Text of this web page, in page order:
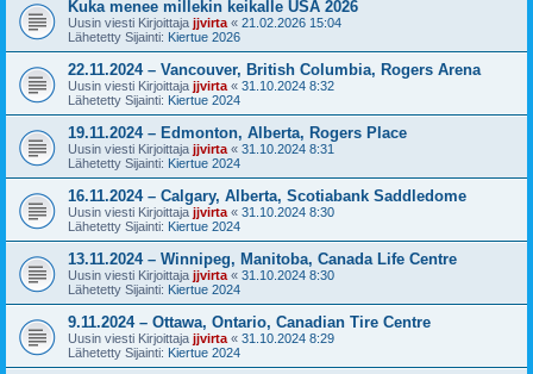
Kuka menee millekin keikalle USA 2026
Uusin viesti Kirjoittaja jjvirta « 21.02.2026 15:04
Lähetetty Sijainti: Kiertue 2026
22.11.2024 – Vancouver, British Columbia, Rogers Arena
Uusin viesti Kirjoittaja jjvirta « 31.10.2024 8:32
Lähetetty Sijainti: Kiertue 2024
19.11.2024 – Edmonton, Alberta, Rogers Place
Uusin viesti Kirjoittaja jjvirta « 31.10.2024 8:31
Lähetetty Sijainti: Kiertue 2024
16.11.2024 – Calgary, Alberta, Scotiabank Saddledome
Uusin viesti Kirjoittaja jjvirta « 31.10.2024 8:30
Lähetetty Sijainti: Kiertue 2024
13.11.2024 – Winnipeg, Manitoba, Canada Life Centre
Uusin viesti Kirjoittaja jjvirta « 31.10.2024 8:30
Lähetetty Sijainti: Kiertue 2024
9.11.2024 – Ottawa, Ontario, Canadian Tire Centre
Uusin viesti Kirjoittaja jjvirta « 31.10.2024 8:29
Lähetetty Sijainti: Kiertue 2024